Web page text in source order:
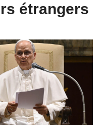
étrangers